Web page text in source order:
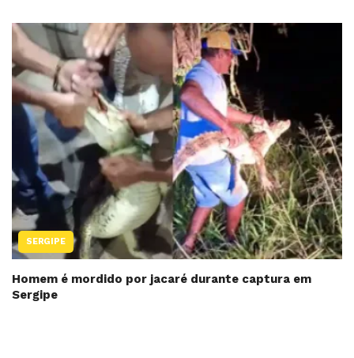
SERGIPE
Homem é mordido por jacaré durante captura em
Sergipe